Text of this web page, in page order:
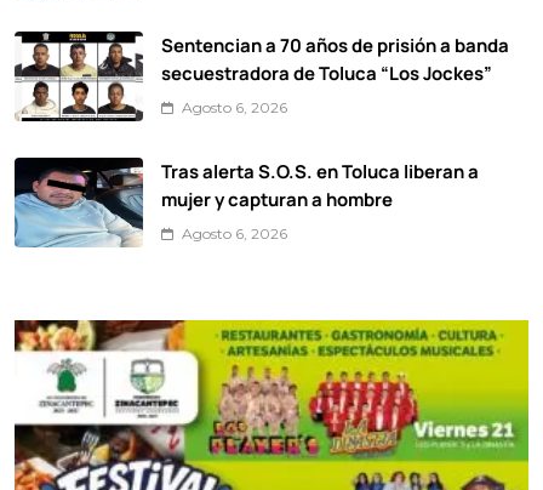
Sentencian a 70 años de prisión a banda
secuestradora de Toluca “Los Jockes”
Agosto 6, 2026
Tras alerta S.O.S. en Toluca liberan a
mujer y capturan a hombre
Agosto 6, 2026